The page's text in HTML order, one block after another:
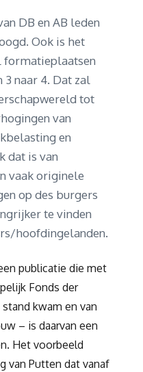
DB en AB leden
Ook is het
formatieplaatsen
3 naar 4. Dat zal
tot
van
en
dat is van
vaak originele
op des burgers
te vinden
hoofdingelanden.
publicatie die met
Fonds der
kwam en van
– is daarvan een
Het voorbeeld
van Putten dat vanaf